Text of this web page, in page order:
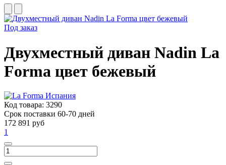
Под заказ
Двухместный диван Nadin La
Forma цвет бежевый
Код товара: 3290
Срок поставки 60-70 дней
172 891 руб
1